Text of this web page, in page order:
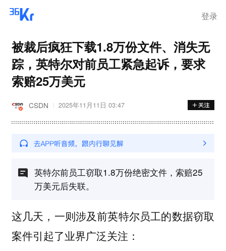
登录
被裁后疯狂下载1.8万份文件、消失无
踪，英特尔对前员工紧急起诉，要求
索赔25万美元
CSDN 2025年11月11日 03:47
英特尔前员工窃取1.8万份绝密文件，索赔25
万美元后失联。
这几天，一则涉及前英特尔员工的数据窃取
案件引起了业界广泛关注：